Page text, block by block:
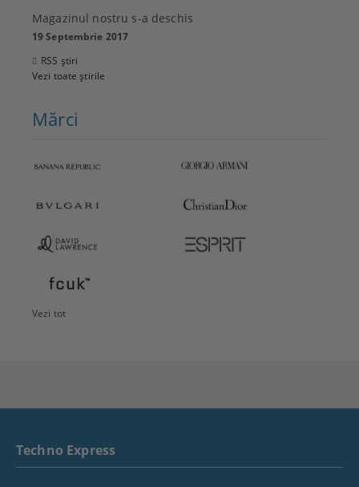
Magazinul nostru s-a deschis
19 Septembrie 2017
RSS știri
Vezi toate știrile
Mărci
Vezi tot
Techno Express